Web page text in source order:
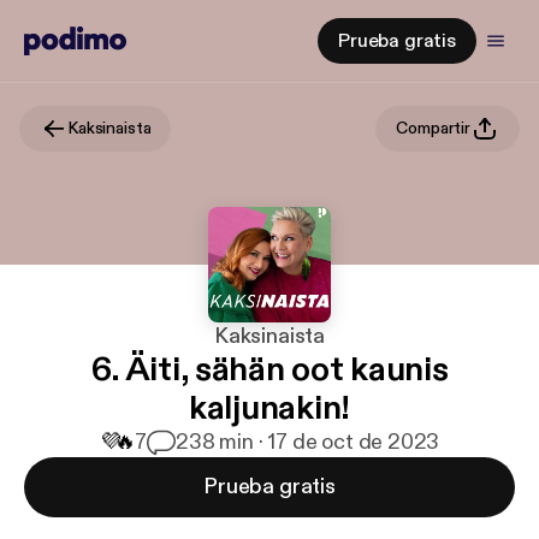
Prueba gratis
Kaksinaista Compartir
Kaksinaista
6. Äiti, sähän oot kaunis
kaljunakin!
💜🔥7 238 min · 17 de oct de 2023
Prueba gratis